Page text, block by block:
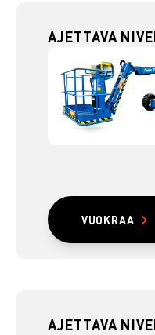
AJETTAVA
VUOKRAA
AJETTAVA